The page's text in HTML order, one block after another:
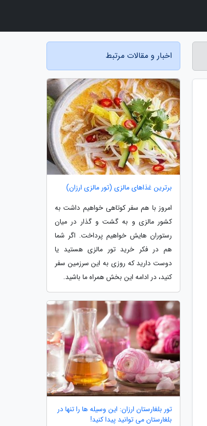
اخبار و مقالات مرتبط
برترین غذاهای مالزی (تور مالزی ارزان)
امروز با هم سفر کوتاهی خواهیم داشت به
کشور مالزی و به گشت و گذار در میان
رستوران هایش خواهیم پرداخت. اگر شما
هم در فکر خرید تور مالزی هستید یا
دوست دارید که روزی به این سرزمین سفر
کنید، در ادامه این بخش همراه ما باشید.
تور بلغارستان ارزان: این وسیله ها را تنها در
بلغارستان می توانید پیدا کنید!